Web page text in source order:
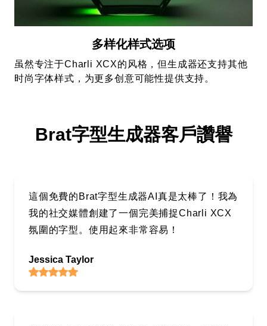
多样化样式选项
虽然专注于Charli XCX的风格，但生成器还支持其他
时尚字体样式，为更多创意可能性提供支持。
Brat字型生成器客戶讚譽
這個免費的Brat字型生成器AI真是太棒了！我為
我的社交媒體創建了一個完美捕捉Charli XCX
氛圍的字型。使用起來非常容易！
Jessica Taylor